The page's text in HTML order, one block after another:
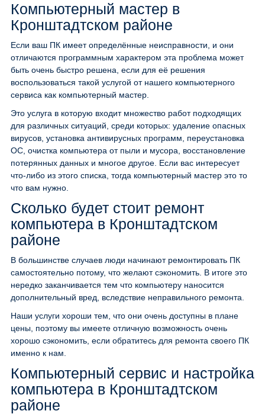
Компьютерный мастер в
Кронштадтском районе
Если ваш ПК имеет определённые неисправности, и они
отличаются программным характером эта проблема может
быть очень быстро решена, если для её решения
воспользоваться такой услугой от нашего компьютерного
сервиса как компьютерный мастер.
Это услуга в которую входит множество работ подходящих
для различных ситуаций, среди которых: удаление опасных
вирусов, установка антивирусных программ, переустановка
ОС, очистка компьютера от пыли и мусора, восстановление
потерянных данных и многое другое. Если вас интересует
что-либо из этого списка, тогда компьютерный мастер это то
что вам нужно.
Сколько будет стоит ремонт
компьютера в Кронштадтском
районе
В большинстве случаев люди начинают ремонтировать ПК
самостоятельно потому, что желают сэкономить. В итоге это
нередко заканчивается тем что компьютеру наносится
дополнительный вред, вследствие неправильного ремонта.
Наши услуги хороши тем, что они очень доступны в плане
цены, поэтому вы имеете отличную возможность очень
хорошо сэкономить, если обратитесь для ремонта своего ПК
именно к нам.
Компьютерный сервис и настройка
компьютера в Кронштадтском
районе